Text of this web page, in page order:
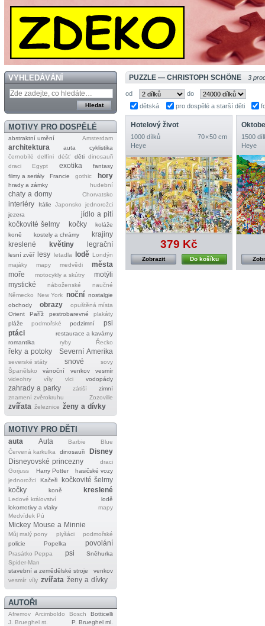
VYHLEDÁVÁNÍ
MOTIVY PRO DOSPĚLÉ
abstraktní umění Amsterdam
architektura auta
cyklistika
černobílé
delfíni déšť děti dinosauři
draci
Egypt exotika
fantasy
filmy a seriály
Francie gothic hory
hrady a zámky hudební
chaty a domy Chorvatsko
interiéry Itálie Japonsko
jednorožci
jezera
jídlo a pití
kočkovité šelmy
kočky
koláže
koně
kostely a chrámy
krajiny
kreslené
květiny legrační
lesní zvěř lesy letadla lodě Londýn
majáky
mapy medvědi
města
moře
motocykly a skútry
motýli
mystické
náboženské
naučné
Německo
New York noční nostalgie
obchody
obrazy
opuštěná místa
Orient
Paříž pestrobarevné
plakáty
pláže
podmořské podzimní
psi
ptáci
restaurace a kavárny
romantika
ryby Řecko
řeky a potoky Severní Amerika
severské státy snové
sovy
Španělsko
vánoční venkov
vesmír
videohry
víly vlci vodopády
zahrady a parky zátiší
zimní
znamení zvěrokruhu
Zozoville
zvířata železnice ženy a dívky
MOTIVY PRO DĚTI
auta Auta Barbie
Blue
Červená karkulka
dinosauři
Disney
Disneyovské princezny
draci
Gorjuss
Harry Potter
hasičské vozy
jednorožci
Kačeři
kočkovité šelmy
kočky
koně kreslené
Ledové království
lodě
lokomotivy a vlaky
mapy
Medvídek Pú
Mickey Mouse a Minnie
Můj malý pony plyšáci
podmořské
policie
Popelka povolání
Prasátko Peppa psi
Sněhurka
Spider‐Man
stavební a zemědělské stroje
venkov
vesmír víly zvířata ženy a dívky
AUTOŘI
Afremov Arcimboldo Bosch
Botticelli
J. Brueghel st.
P. Brueghel ml.
PUZZLE — CHRISTOPH SCHÖNE 3
od
do
dětská
pro dospělé a starší děti
Hotelový život
1000 dílků
70 × 50 cm
Heye
379 Kč
Do košíku
Zobrazit
1500
Heye